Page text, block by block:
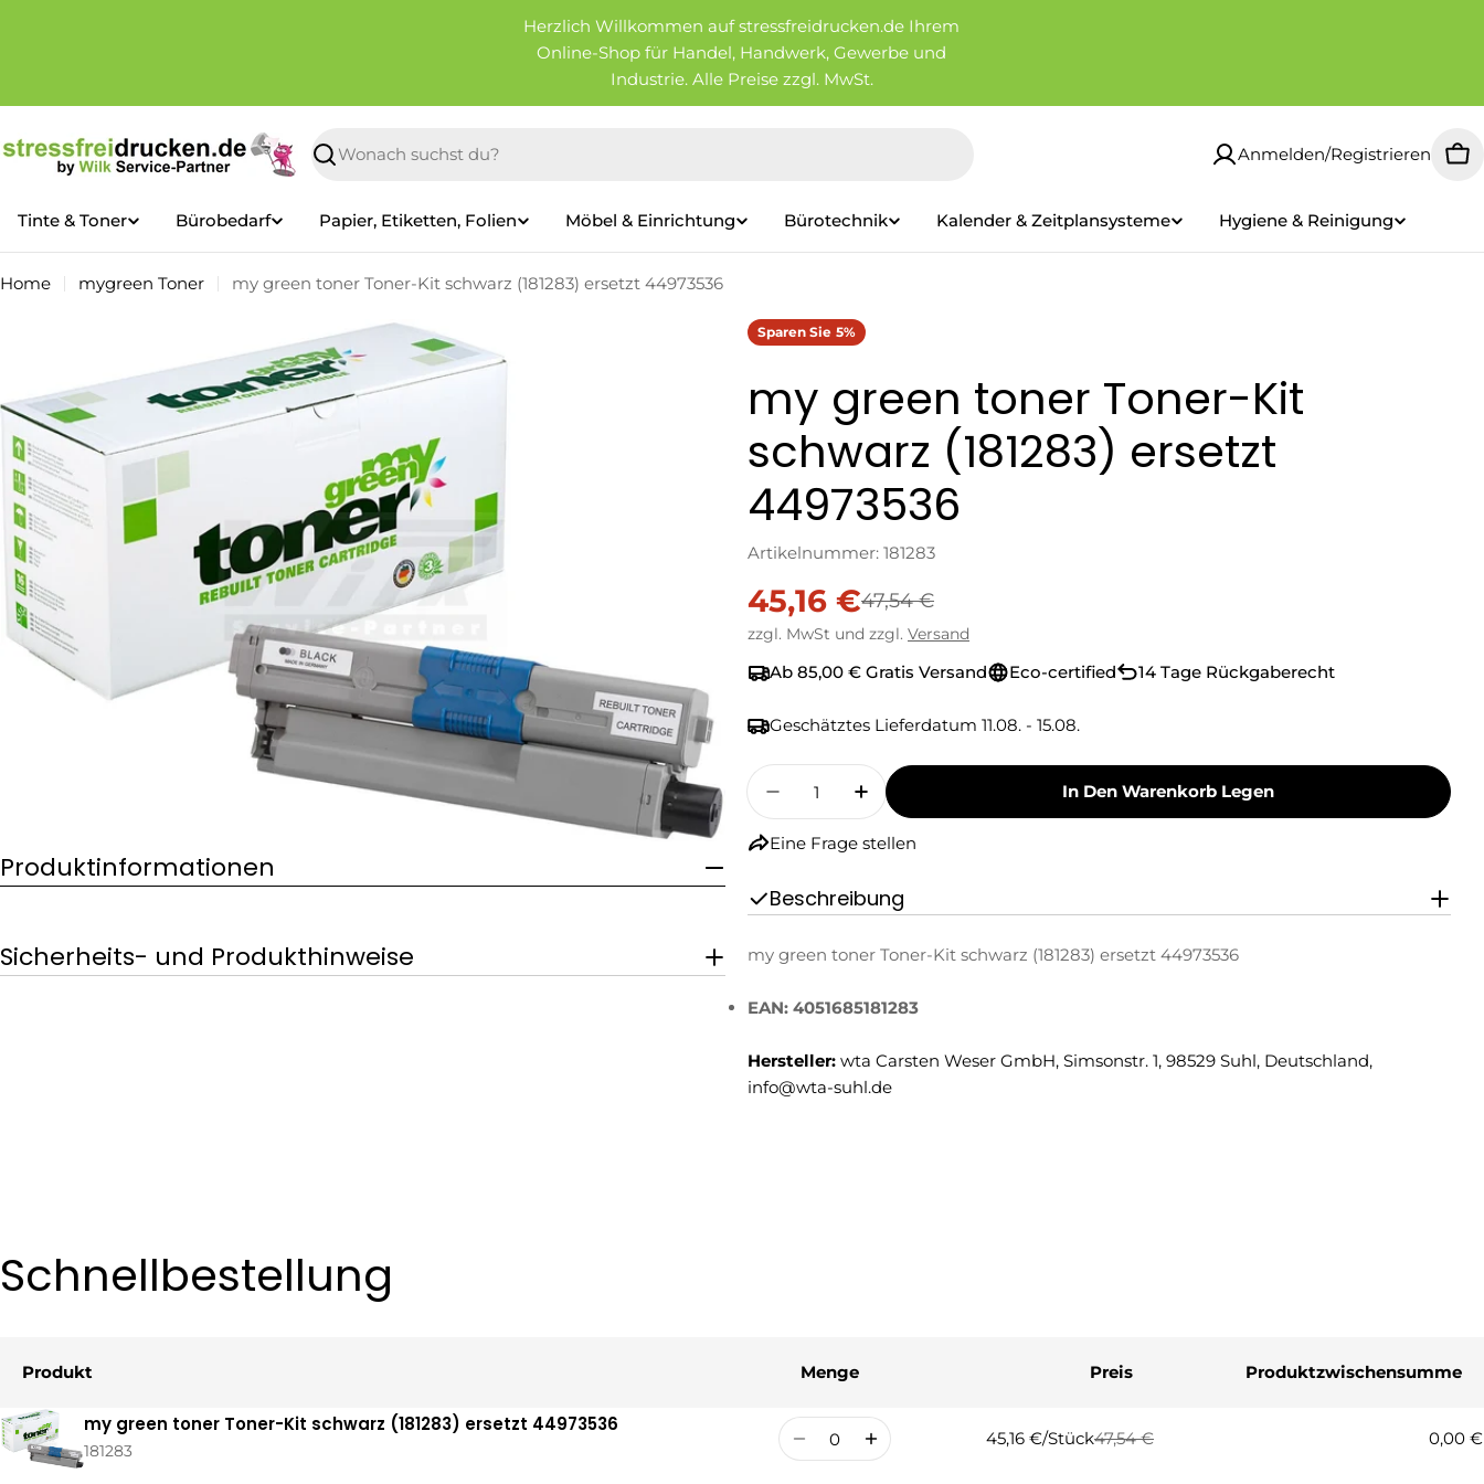
Herzlich Willkommen auf stressfreidrucken.de Ihrem
Online-Shop für Handel, Handwerk, Gewerbe und
Industrie. Alle Preise zzgl. MwSt.
Suchen
Anmelden/Registrieren
Tinte & Toner Bürobedarf Papier, Etiketten, Folien Möbel & Einrichtung Bürotechnik Kalender & Zeitplansysteme Hygiene & Reinigung
Home mygreen Toner my green toner Toner-Kit schwarz (181283) ersetzt 44973536
Produktinformationen
Sie das Medium 0 im Modalformat
Produktinformationen
Sicherheits- und Produkthinweise
Sparen Sie 5%
my green toner Toner-Kit
schwarz (181283) ersetzt
44973536
Artikelnummer: 181283
Verkaufspreis
45,16 €
Regulärer
Preis
47,54 €
zzgl. MwSt und zzgl. Versand
Ab 85,00 € Gratis Versand Eco-certified 14 Tage Rückgaberecht
Geschätztes Lieferdatum 11.08. - 15.08.
Menge
Menge Für My Green Toner Toner-Kit Schwarz (181283) Ersetzt
Menge Für My Green Toner Toner-Kit Schwarz (181283)
In Den Warenkorb Legen
Eine Frage stellen
Beschreibung
my green toner Toner-Kit schwarz (181283) ersetzt 44973536
EAN: 4051685181283
Hersteller: wta Carsten Weser GmbH, Simsonstr. 1, 98529 Suhl, Deutschland,
info@wta-suhl.de
Schnellbestellung
Ihr
Warenkorb
Produkt Menge Preis Produktzwischensumme
my green toner Toner-Kit schwarz (181283) ersetzt 44973536
181283
Menge 45,16 €/Stück
Regulärer
47,54 €
Verkaufspreis
0,00 €